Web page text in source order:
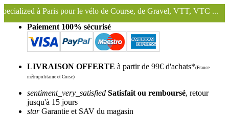
le vélo de Course, de Gravel, VTT, VTC ...
Nous conservons et
Paiement 100% sécurisé
LIVRAISON OFFERTE à partir de 99€ d'achats*(France
métropolitaine et Corse)
sentiment_very_satisfied Satisfait ou remboursé, retour
jusqu'à 15 jours
starGarantie et SAV du magasin